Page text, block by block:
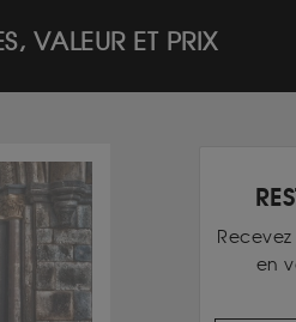
VALEUR ET PRIX
en